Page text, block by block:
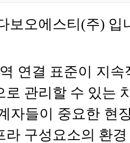
보오에스티(주) 입
연결 표준이 지
로 관리할 수 있는
자들이 중요한 현
라 구성요소의 환